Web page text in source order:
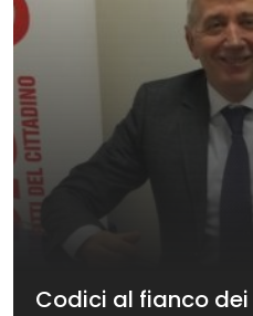
Codici al fianco